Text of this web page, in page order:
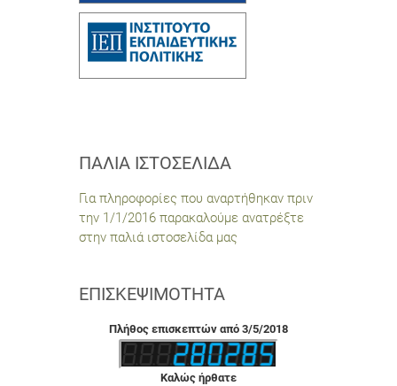
ΠΑΛΙΆ ΙΣΤΟΣΕΛΊΔΑ
Για πληροφορίες που αναρτήθηκαν πριν
την 1/1/2016 παρακαλούμε ανατρέξτε
στην παλιά ιστοσελίδα μας
ΕΠΙΣΚΕΨΙΜΌΤΗΤΑ
Πλήθος επισκεπτών από 3/5/2018
Καλώς ήρθατε